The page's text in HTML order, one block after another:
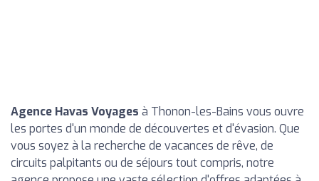
Agence Havas Voyages à Thonon-les-Bains vous ouvre
les portes d'un monde de découvertes et d'évasion. Que
vous soyez à la recherche de vacances de rêve, de
circuits palpitants ou de séjours tout compris, notre